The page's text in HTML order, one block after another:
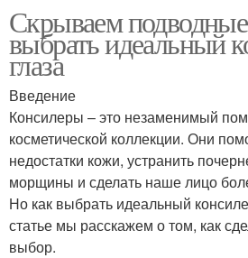
Скрываем
выбрать идеальный
глаза
Введение
Консилеры – это незаменимый
косметической коллекции. Они
недостатки кожи, устранить
морщины и сделать наше лицо
Но как выбрать идеальный
статье мы расскажем о том, как
выбор.